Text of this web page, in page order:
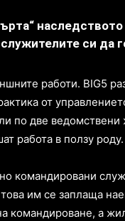
си да
работи. BIG5
от
по две
работа в ползу роду.
командировани
им се заплаща
командироване, а